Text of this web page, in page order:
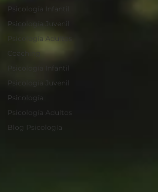
Psicología Infantil
Psicología Juvenil
Psicología Adultos
Coaching
Psicología Infantil
Psicología Juvenil
Psicología
Psicología Adultos
Blog Psicología